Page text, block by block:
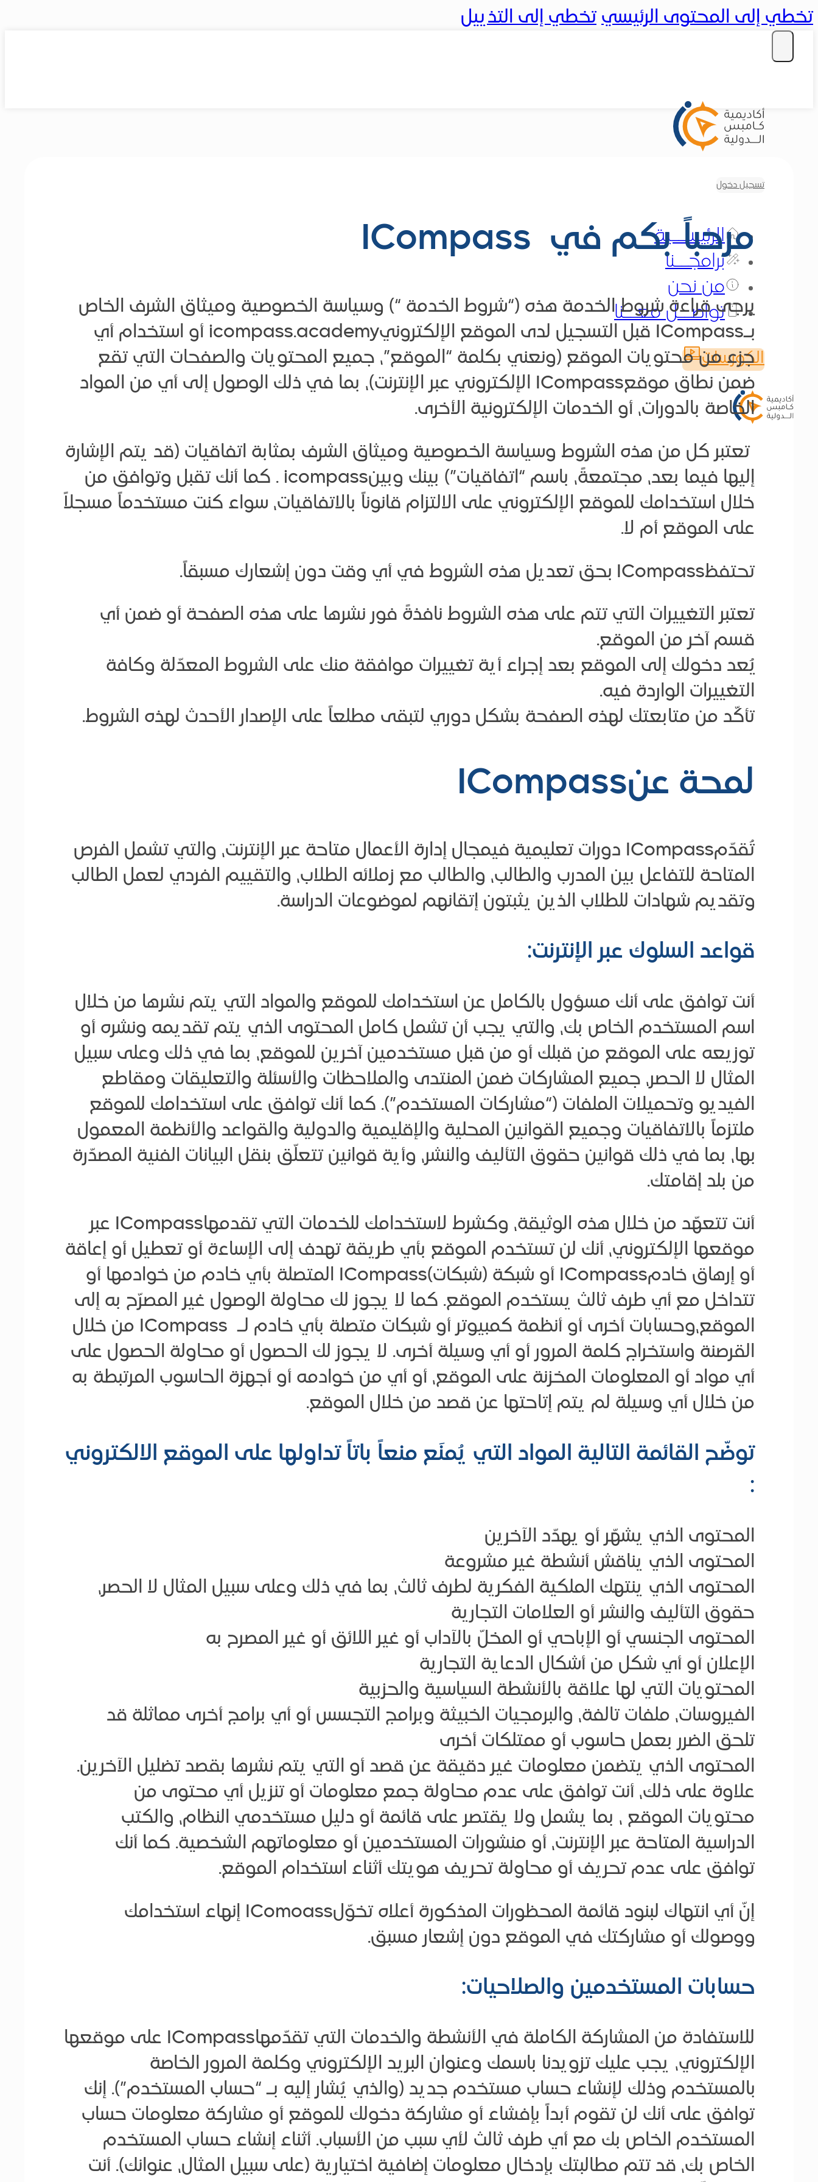
تخطي إلى المحتوى الرئيسي تخطي إلى التذييل
تسجيل دخول
الرئيســية
برامجــنا
من نحن
تواصــل معــنا
الكورسات
مرحباً بكم في ICompass
يرجى قراءة شروط الخدمة هذه (“شروط الخدمة “) وسياسة الخصوصية وميثاق الشرف الخاص
بـICompass قبل التسجيل لدى الموقع الإلكترونيicompass.academy أو استخدام أي
جزء من محتويات الموقع (ونعني بكلمة “الموقع”، جميع المحتويات والصفحات التي تقع
ضمن نطاق موقعICompass الإلكتروني عبر الإنترنت)، بما في ذلك الوصول إلى أي من المواد
الخاصة بالدورات، أو الخدمات الإلكترونية الأخرى.
تعتبر كل من هذه الشروط وسياسة الخصوصية وميثاق الشرف بمثابة اتفاقيات (قد يتم الإشارة
إليها فيما بعد، مجتمعةً، باسم “اتفاقيات”) بينك وبينicompass . كما أنك تقبل وتوافق من
خلال استخدامك للموقع الإلكتروني على الالتزام قانوناً بالاتفاقيات، سواء كنت مستخدماً مسجلاً
على الموقع أم لا.
تحتفظICompass بحق تعديل هذه الشروط في أي وقت دون إشعارك مسبقاً.
تعتبر التغييرات التي تتم على هذه الشروط نافذةً فور نشرها على هذه الصفحة أو ضمن أي
قسم آخر من الموقع.
يُعد دخولك إلى الموقع بعد إجراء أية تغييرات موافقة منك على الشروط المعدّلة وكافة
التغييرات الواردة فيه.
تأكّد من متابعتك لهذه الصفحة بشكل دوري لتبقى مطلعاً على الإصدار الأحدث لهذه الشروط.
لمحة عنICompass
تُقدّمICompass دورات تعليمية فيمجال إدارة الأعمال متاحة عبر الإنترنت، والتي تشمل الفرص
المتاحة للتفاعل بين المدرب والطالب، والطالب مع زملائه الطلاب، والتقييم الفردي لعمل الطالب
وتقديم شهادات للطلاب الذين يثبتون إتقانهم لموضوعات الدراسة.
قواعد السلوك عبر الإنترنت:
أنت توافق على أنك مسؤول بالكامل عن استخدامك للموقع والمواد التي يتم نشرها من خلال
اسم المستخدم الخاص بك، والتي يجب أن تشمل كامل المحتوى الذي يتم تقديمه ونشره أو
توزيعه على الموقع من قبلك أو من قبل مستخدمين آخرين للموقع، بما في ذلك وعلى سبيل
المثال لا الحصر، جميع المشاركات ضمن المنتدى والملاحظات والأسئلة والتعليقات ومقاطع
الفيديو وتحميلات الملفات (“مشاركات المستخدم”). كما أنك توافق على استخدامك للموقع
ملتزماً بالاتفاقيات وجميع القوانين المحلية والإقليمية والدولية والقواعد والأنظمة المعمول
بها، بما في ذلك قوانين حقوق التأليف والنشر، وأية قوانين تتعلّق بنقل البيانات الفنية المصدّرة
من بلد إقامتك.
أنت تتعهّد من خلال هذه الوثيقة، وكشرط لاستخدامك للخدمات التي تقدمهاICompass عبر
موقعها الإلكتروني، أنك لن تستخدم الموقع بأي طريقة تهدف إلى الإساءة أو تعطيل أو إعاقة
أو إرهاق خادمICompass أو شبكة (شبكات)ICompass المتصلة بأي خادم من خوادمها أو
تتداخل مع أي طرف ثالث يستخدم الموقع. كما لا يجوز لك محاولة الوصول غير المصرّح به إلى
الموقع،وحسابات أخرى أو أنظمة كمبيوتر أو شبكات متصلة بأي خادم لـ ICompass من خلال
القرصنة واستخراج كلمة المرور أو أي وسيلة أخرى. لا يجوز لك الحصول أو محاولة الحصول على
أي مواد أو المعلومات المخزنة على الموقع، أو أي من خوادمه أو أجهزة الحاسوب المرتبطة به
من خلال أي وسيلة لم يتم إتاحتها عن قصد من خلال الموقع.
توضّح القائمة التالية المواد التي يُمنَع منعاً باتاً تداولها على الموقع الالكتروني
:
المحتوى الذي يشهّر أو يهدّد الآخرين
المحتوى الذي يناقش أنشطة غير مشروعة
المحتوى الذي ينتهك الملكية الفكرية لطرف ثالث، بما في ذلك وعلى سبيل المثال لا الحصر،
حقوق التأليف والنشر أو العلامات التجارية
المحتوى الجنسي أو الإباحي أو المخلّ بالآداب أو غير اللائق أو غير المصرح به
الإعلان أو أي شكل من أشكال الدعاية التجارية
المحتويات التي لها علاقة بالأنشطة السياسية والحزبية
الفيروسات، ملفات تالفة، والبرمجيات الخبيثة وبرامج التجسس أو أي برامج أخرى مماثلة قد
تلحق الضرر بعمل حاسوب أو ممتلكات أخرى
المحتوى الذي يتضمن معلومات غير دقيقة عن قصد أو التي يتم نشرها بقصد تضليل الآخرين.
علاوة على ذلك، أنت توافق على عدم محاولة جمع معلومات أو تنزيل أي محتوى من
محتويات الموقع ، بما يشمل ولا يقتصر على قائمة أو دليل مستخدمي النظام، والكتب
الدراسية المتاحة عبر الإنترنت، أو منشورات المستخدمين أو معلوماتهم الشخصية. كما أنك
توافق على عدم تحريف أو محاولة تحريف هويتك أثناء استخدام الموقع.
إنّ أي انتهاك لبنود قائمة المحظورات المذكورة أعلاه تخوّلIComoass إنهاء استخدامك
ووصولك أو مشاركتك في الموقع دون إشعار مسبق.
حسابات المستخدمين والصلاحيات:
للاستفادة من المشاركة الكاملة في الأنشطة والخدمات التي تقدّمهاICompass على موقعها
الإلكتروني، يجب عليك تزويدنا باسمك وعنوان البريد الإلكتروني وكلمة المرور الخاصة
بالمستخدم وذلك لإنشاء حساب مستخدم جديد (والذي يُشار إليه بـ “حساب المستخدم”). إنك
توافق على أنك لن تقوم أبداً بإفشاء أو مشاركة دخولك للموقع أو مشاركة معلومات حساب
المستخدم الخاص بك مع أي طرف ثالث لأي سبب من الأسباب. أثناء إنشاء حساب المستخدم
الخاص بك، قد تتم مطالبتك بإدخال معلومات إضافية اختيارية (على سبيل المثال، عنوانك). أنت